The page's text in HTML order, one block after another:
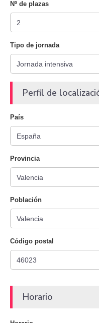
Nº de plazas
Tipo de jornada
Perfil de
País
Provincia
Población
Código postal
Horario